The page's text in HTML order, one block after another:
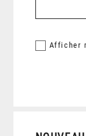
Afficher